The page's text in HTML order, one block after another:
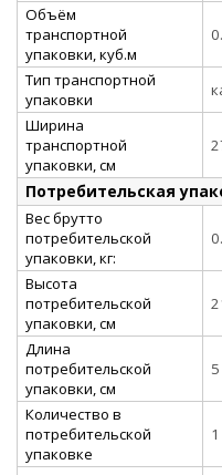
Объём
транспортной
упаковки, куб.м
Тип транспортной
упаковки
Ширина
транспортной
упаковки, см
Потребительская
Вес брутто
потребительской
упаковки, кг:
Высота
потребительской
упаковки, см
Длина
потребительской
упаковки, см
5
Количество в
потребительской
упаковке
1